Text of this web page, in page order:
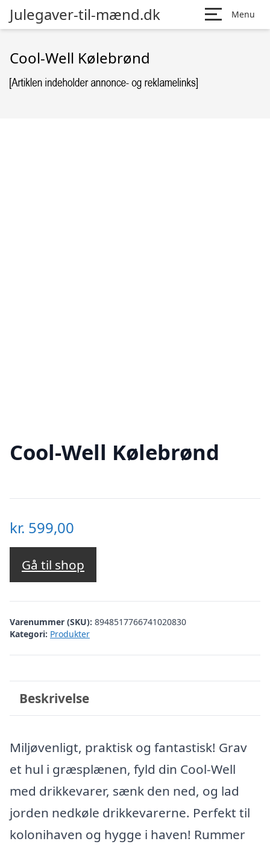
Julegaver-til-mænd.dk Menu
Cool-Well Kølebrønd
Cool-Well Kølebrønd
kr. 599,00
Gå til shop
Varenummer (SKU): 8948517766741020830
Kategori: Produkter
Beskrivelse
Miljøvenligt, praktisk og fantastisk! Grav
et hul i græsplænen, fyld din Cool-Well
med drikkevarer, sænk den ned, og lad
jorden nedkøle drikkevarerne. Perfekt til
kolonihaven og hygge i haven! Rummer